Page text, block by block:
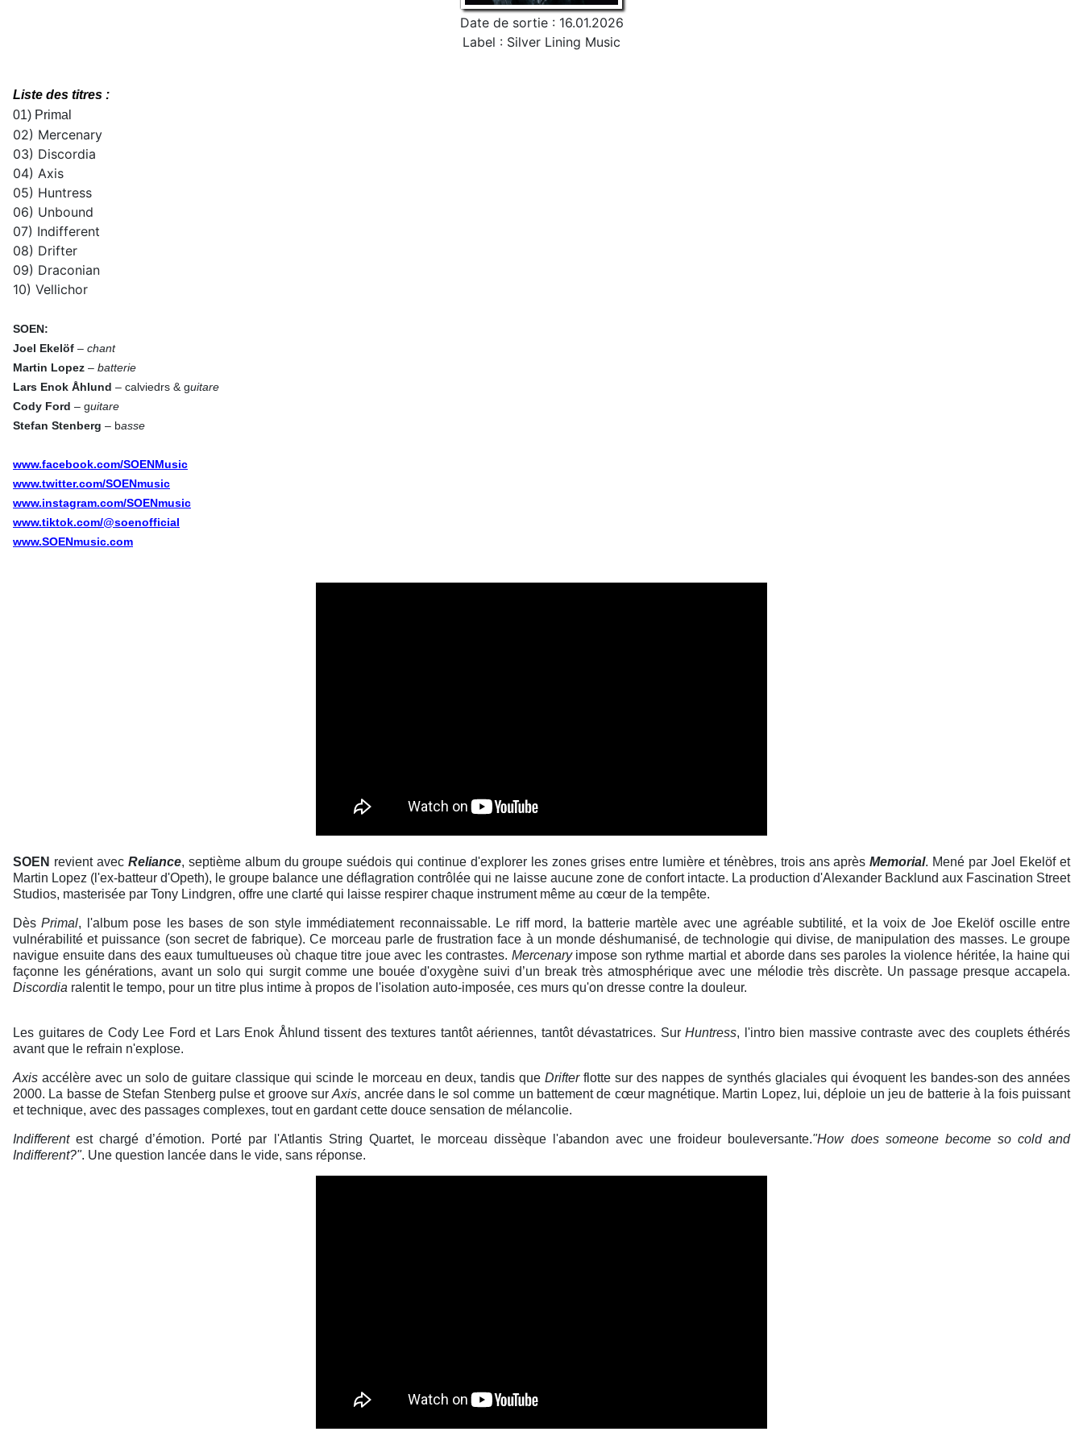
Date de sortie : 16.01.2026
Label : Silver Lining Music
Liste des titres :
01) Primal
02) Mercenary
03) Discordia
04) Axis
05) Huntress
06) Unbound
07) Indifferent
08) Drifter
09) Draconian
10) Vellichor
SOEN:
Joel Ekelöf – chant
Martin Lopez – batterie
Lars Enok Åhlund – calviedrs & guitare
Cody Ford – guitare
Stefan Stenberg – basse
www.facebook.com/SOENMusic
www.twitter.com/SOENmusic
www.instagram.com/SOENmusic
www.tiktok.com/@soenofficial
www.SOENmusic.com
SOEN revient avec Reliance, septième album du groupe suédois qui continue d'explorer les zones grises entre lumière et ténèbres, trois ans aprèsMemorial. Mené par Joel Ekelöf et
Martin Lopez (l'ex-batteur d'Opeth), le groupe balance une déflagration contrôlée qui ne laisse aucune zone de confort intacte. La production d'Alexander Backlund aux Fascination Street
Studios, masterisée par Tony Lindgren, offre une clarté qui laisse respirer chaque instrument même au cœur de la tempête.
DèsPrimal, l'album pose les bases de son style immédiatement reconnaissable. Le riff mord, la batterie martèle avec une agréable subtilité, et la voix de Joe Ekelöf oscille entre
vulnérabilité et puissance (son secret de fabrique). Ce morceau parle de frustration face à un monde déshumanisé, de technologie qui divise, de manipulation des masses. Le groupe
navigue ensuite dans des eaux tumultueuses où chaque titre joue avec les contrastes. Mercenaryimpose son rythme martial et aborde dans ses paroles la violence héritée, la haine qui
façonne les générations, avant un solo qui surgit comme une bouée d'oxygène suivi d’un break très atmosphérique avec une mélodie très discrète. Un passage presque accapela.
Discordia ralentit le tempo, pour un titre plus intime à propos de l'isolation auto-imposée, ces murs qu'on dresse contre la douleur.
Les guitares de Cody Lee Ford et Lars Enok Åhlund tissent des textures tantôt aériennes, tantôt dévastatrices. Sur Huntress, l'intro bien massive contraste avec des couplets éthérés
avant que le refrain n'explose.
Axis accélère avec un solo de guitare classique qui scinde le morceau en deux, tandis que Drifterflotte sur des nappes de synthés glaciales qui évoquent les bandes-son des années
2000. La basse de Stefan Stenberg pulse et groove surAxis, ancrée dans le sol comme un battement de cœur magnétique. Martin Lopez, lui, déploie un jeu de batterie à la fois puissant
et technique, avec des passages complexes, tout en gardant cette douce sensation de mélancolie.
Indifferentest chargé d’émotion. Porté par l'Atlantis String Quartet, le morceau dissèque l'abandon avec une froideur bouleversante."How does someone become so cold and
Indifferent?". Une question lancée dans le vide, sans réponse.